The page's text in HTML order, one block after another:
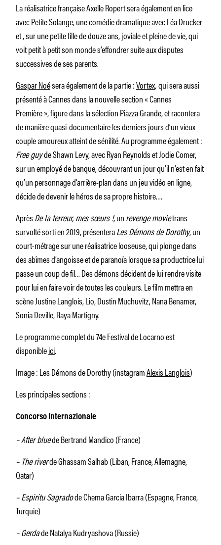
La réalisatrice française Axelle Ropert sera également en lice
avecPetite Solange, une comédie dramatique avec Léa Drucker
et , sur une petite fille de douze ans, joviale et pleine de vie, qui
voit petit à petit son monde s’effondrer suite aux disputes
successives de ses parents.
Gaspar Noésera également de la partie :Vortex,qui sera aussi
présenté à Cannes dans la nouvelle section « Cannes
Première », figure dans la sélection Piazza Grande, et racontera
de manière quasi-documentaire les derniers jours d’un vieux
couple amoureux atteint de sénilité. Au programme également :
Free guyde Shawn Levy, avec Ryan Reynolds et Jodie Comer,
sur un employé de banque, découvrant un jour qu’il n’est en fait
qu’un personnage d’arrière-plan dans un jeu vidéo en ligne,
décide de devenir le héros de sa propre histoire….
AprèsDe la terreur, mes sœurs !,unrevenge movietrans
survolté sorti en 2019, présenteraLes Démons de Dorothy, un
court-métrage sur une réalisatrice looseuse, qui plonge dans
des abîmes d’angoisse et de paranoïa lorsque sa productrice lui
passe un coup de fil… Des démons décident de lui rendre visite
pour lui en faire voir de toutes les couleurs. Le film mettra en
scène Justine Langlois, Lio, Dustin Muchuvitz, Nana Benamer,
Sonia Deville, Raya Martigny.
Le programme complet du 74e Festival de Locarno est
disponibleici.
Image : Les Démons de Dorothy (instagramAlexis Langlois)
Les principales sections :
Concorso internazionale
– After bluede Bertrand Mandico (France)
– The riverde Ghassam Salhab (Liban, France, Allemagne,
Qatar)
– Espiritu Sagradode Chema Garcia Ibarra (Espagne, France,
Turquie)
– Gerdade Natalya Kudryashova (Russie)